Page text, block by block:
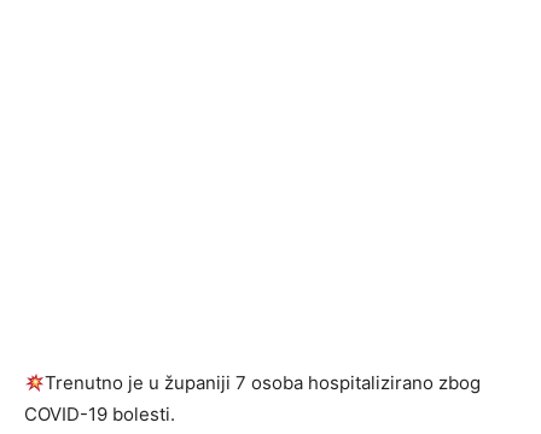
Trenutno je u županiji 7 osoba hospitalizirano zbog
COVID-19 bolesti.